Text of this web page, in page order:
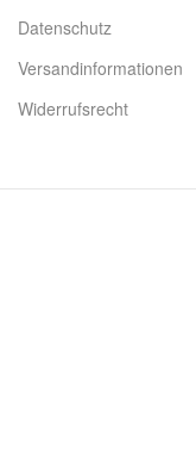
Datenschutz
Versandinformationen
Widerrufsrecht